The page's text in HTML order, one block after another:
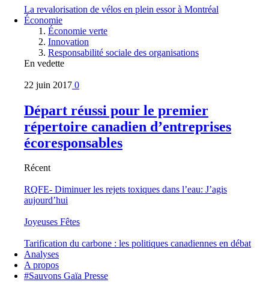
La revalorisation de vélos en plein essor à Montréal
Économie
Économie verte
Innovation
Responsabilité sociale des organisations
En vedette
22 juin 2017 0
Départ réussi pour le premier
répertoire canadien d’entreprises
écoresponsables
Récent
RQFE- Diminuer les rejets toxiques dans l’eau: J’agis
aujourd’hui
Joyeuses Fêtes
Tarification du carbone : les politiques canadiennes en débat
Analyses
A propos
#Sauvons Gaïa Presse